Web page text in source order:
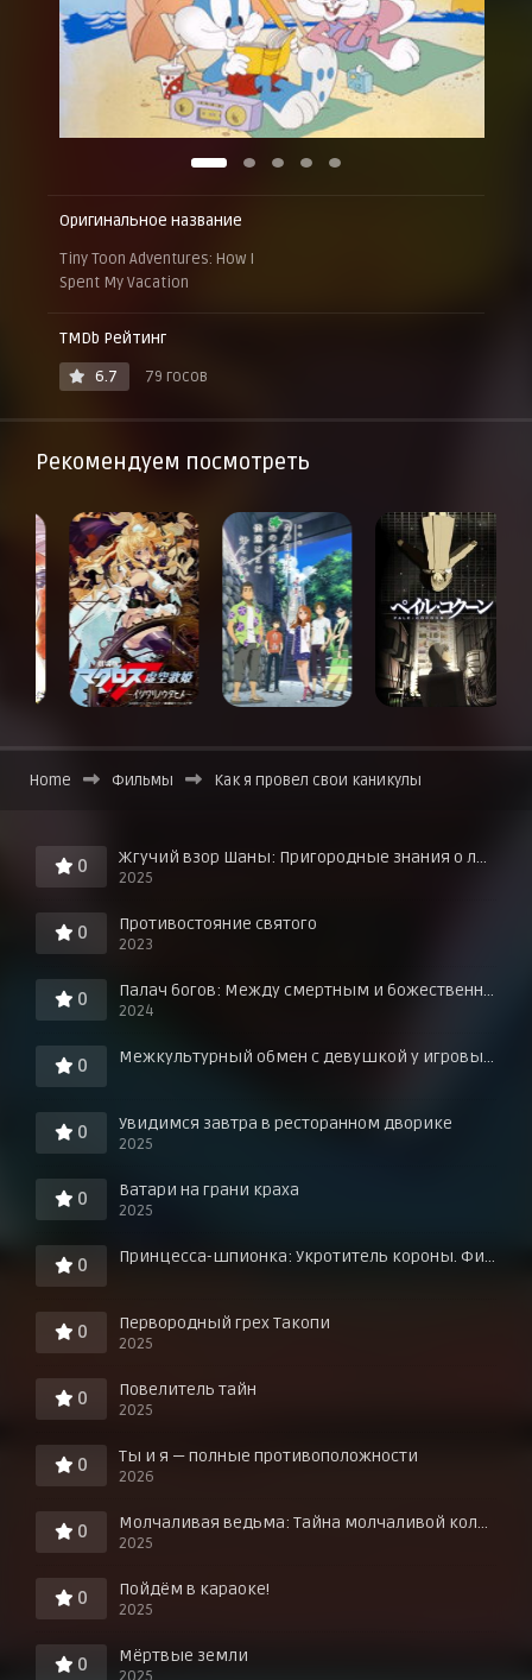
Оригинальное название
Tiny Toon Adventures: How I
Spent My Vacation
TMDb Рейтинг
6.7
79 госов
Рекомендуем посмотреть
Home Фильмы Как я провел свои каникулы
0 Жгучий взор Шаны: Пригородные знания о любви в горячих источниках!
2025
0 Противостояние святого
2023
0 Палач богов: Между смертным и божественным царством
2024
0 Межкультурный обмен с девушкой у игровых автоматов
0 Увидимся завтра в ресторанном дворике
2025
0 Ватари на грани краха
2025
0 Принцесса-шпионка: Укротитель короны. Фильм третий
0 Первородный грех Такопи
2025
0 Повелитель тайн
2025
0 Ты и я — полные противоположности
2026
0 Молчаливая ведьма: Тайна молчаливой колдуньи
2025
0 Пойдём в караоке!
2025
0 Мёртвые земли
2025